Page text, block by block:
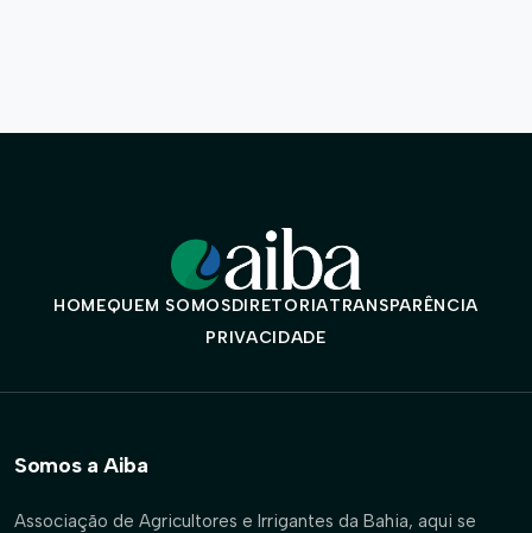
HOMEQUEM SOMOSDIRETORIATRANSPARÊNCIA
PRIVACIDADE
Somos a Aiba
Associação de Agricultores e Irrigantes da Bahia, aqui se